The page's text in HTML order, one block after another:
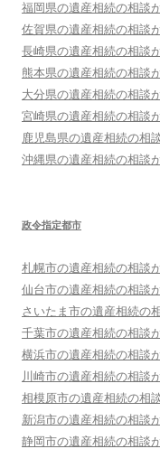
福岡県の遺産相続の相談
佐賀県の遺産相続の相談
長崎県の遺産相続の相談
熊本県の遺産相続の相談
大分県の遺産相続の相談
宮崎県の遺産相続の相談
鹿児島県の遺産相続の相
沖縄県の遺産相続の相談
政令指定都市
札幌市の遺産相続の相談
仙台市の遺産相続の相談
さいたま市の遺産相続の
千葉市の遺産相続の相談
横浜市の遺産相続の相談
川崎市の遺産相続の相談
相模原市の遺産相続の相
新潟市の遺産相続の相談
静岡市の遺産相続の相談